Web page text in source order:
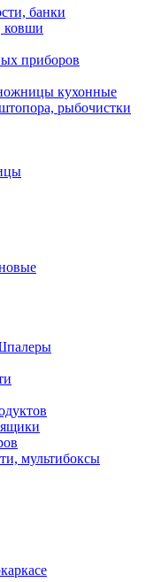
банки
ковши
приборов
кухонные
рыбочистки
ящики
мультибоксы